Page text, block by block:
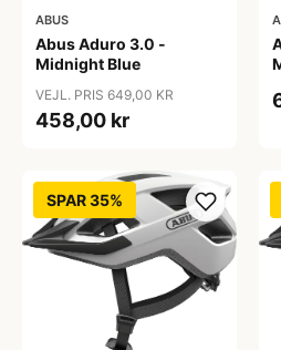
ABUS
Abus Aduro 3.0 -
Midnight Blue
VEJL. PRIS 649,00 KR
458,00 kr
SPAR 35%